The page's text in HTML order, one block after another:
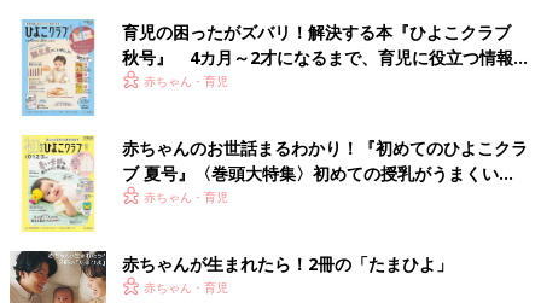
育児の困ったがズバリ！解決する本『ひよこクラブ
秋号』 4カ月～2才になるまで、育児に役立つ情報が
いっぱい！
赤ちゃん・育児
赤ちゃんのお世話まるわかり！『初めてのひよこクラ
ブ 夏号』〈巻頭大特集〉初めての授乳がうまくい
く！ おっぱい・ミルクの基本と夏のトラブル 解決テ
赤ちゃん・育児
赤ちゃんが生まれたら！2冊の「たまひよ」
赤ちゃん・育児